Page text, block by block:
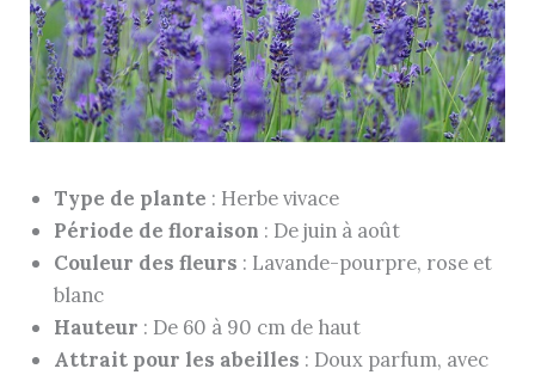
Type de plante : Herbe vivace
Période de floraison : De juin à août
Couleur des fleurs : Lavande-pourpre, rose et
blanc
Hauteur : De 60 à 90 cm de haut
Attrait pour les abeilles : Doux parfum, avec